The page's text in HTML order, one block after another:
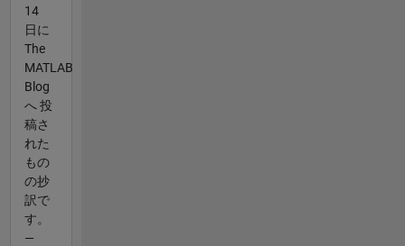
14
日に
The
MATLAB
Blog
へ 投
稿さ
れた
もの
の抄
訳で
す。
—